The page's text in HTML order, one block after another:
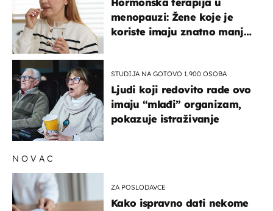
Hormonska terapija u
menopauzi: Žene koje je
koriste imaju znatno manji
STUDIJA NA GOTOVO 1.900 OSOBA
Ljudi koji redovito rade ovo
imaju “mlađi” organizam,
pokazuje istraživanje
NOVAC
ZA POSLODAVCE
Kako ispravno dati nekome